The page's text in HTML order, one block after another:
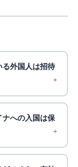
る外国人は招待
ナへの入国は保